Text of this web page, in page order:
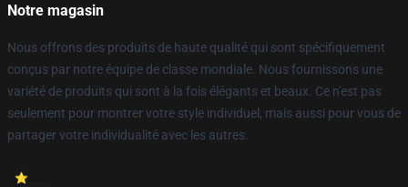
Notre magasin
Nous offrons des produits de haute qualité qui sont spécifiquement
conçus par notre équipe de classe mondiale. Nous fournissons une
variété de produits qui sont à la fois élégants et beaux. Ce n'est pas
seulement pour montrer votre style individuel, mais aussi pour vous de
partager votre individualité avec les autres.